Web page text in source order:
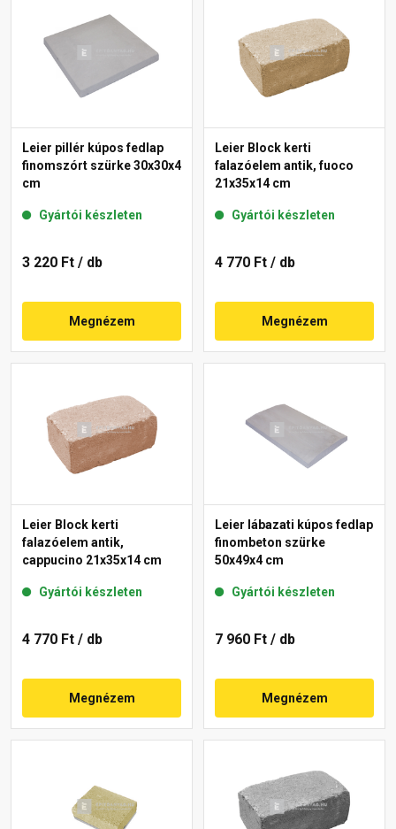
Leier pillér kúpos fedlap
finomszórt szürke 30x30x4
cm
Gyártói készleten
3 220 Ft / db
Megnézem
Leier Block kerti
falazóelem antik, fuoco
21x35x14 cm
Gyártói készleten
4 770 Ft / db
Megnézem
Leier Block kerti
falazóelem antik,
cappucino 21x35x14 cm
Gyártói készleten
4 770 Ft / db
Megnézem
Leier lábazati kúpos fedlap
finombeton szürke
50x49x4 cm
Gyártói készleten
7 960 Ft / db
Megnézem